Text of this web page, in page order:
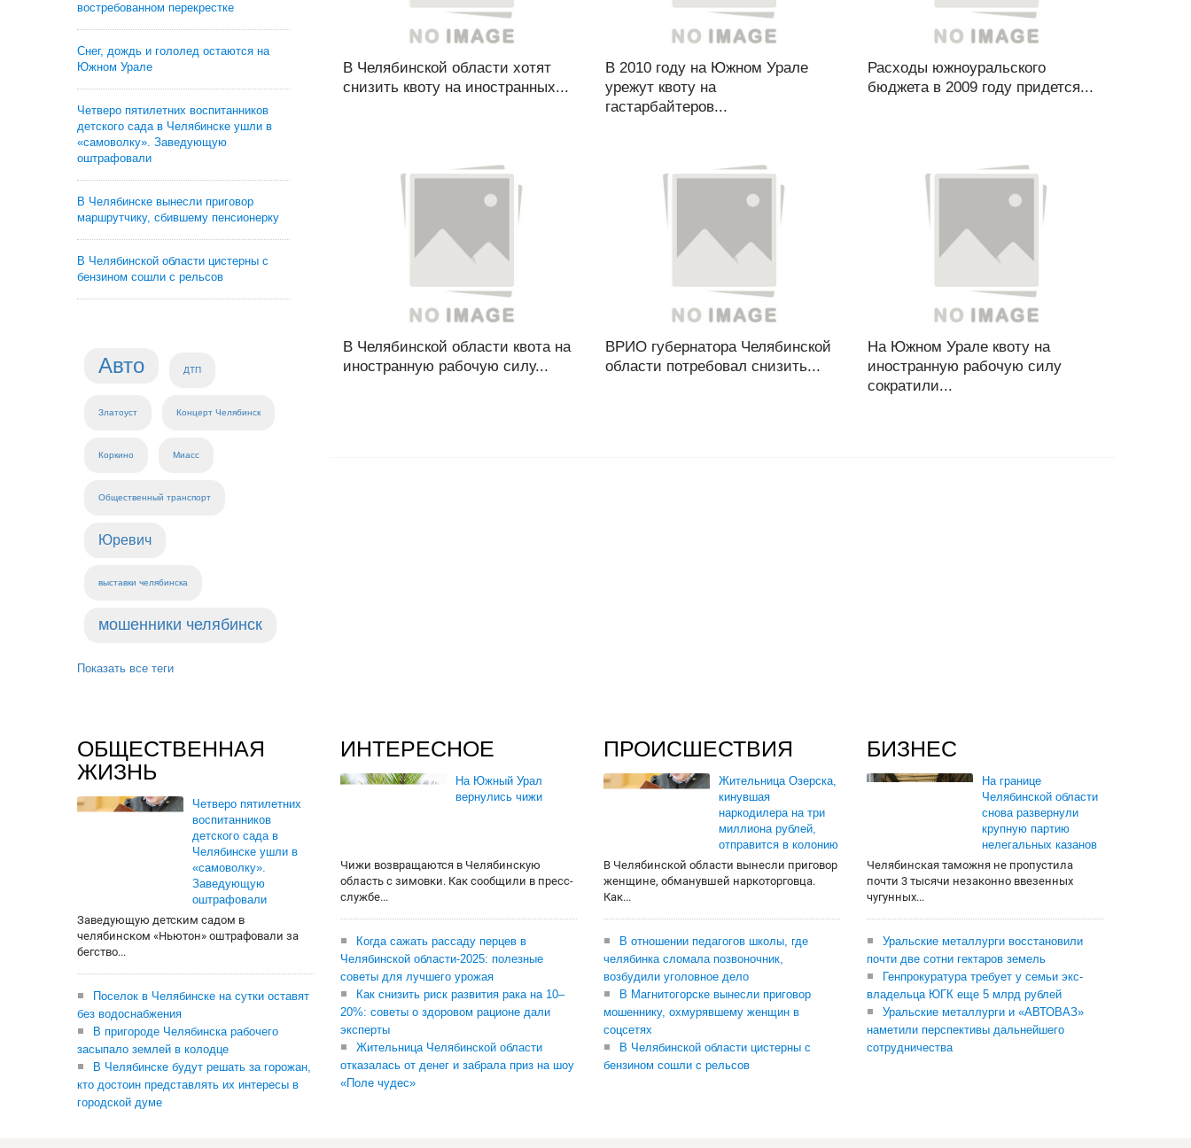
востребованном перекрестке
Снег, дождь и гололед остаются на
Южном Урале
Четверо пятилетних воспитанников
детского сада в Челябинске ушли в
«самоволку». Заведующую
оштрафовали
В Челябинске вынесли приговор
маршрутчику, сбившему пенсионерку
В Челябинской области цистерны с
бензином сошли с рельсов
Авто ДТП
Златоуст Концерт Челябинск
Коркино Миасс
Общественный транспорт
Юревич
выставки челябинска
мошенники челябинск
Показать все теги
В Челябинской области хотят
снизить квоту на иностранных...
В 2010 году на Южном Урале
урежут квоту на
гастарбайтеров...
Расходы южноуральского
бюджета в 2009 году придется...
В Челябинской области квота на
иностранную рабочую силу...
ВРИО губернатора Челябинской
области потребовал снизить...
На Южном Урале квоту на
иностранную рабочую силу
сократили...
ОБЩЕСТВЕННАЯ
ЖИЗНЬ
Четверо пятилетних
воспитанников
детского сада в
Челябинске ушли в
«самоволку».
Заведующую
оштрафовали
Заведующую детским садом в
челябинском «Ньютон» оштрафовали за
бегство...
Поселок в Челябинске на сутки оставят
без водоснабжения
В пригороде Челябинска рабочего
засыпало землей в колодце
В Челябинске будут решать за горожан,
кто достоин представлять их интересы в
городской думе
ИНТЕРЕСНОЕ
На Южный Урал
вернулись чижи
Чижи возвращаются в Челябинскую
область с зимовки. Как сообщили в пресс-
службе...
Когда сажать рассаду перцев в
Челябинской области-2025: полезные
советы для лучшего урожая
Как снизить риск развития рака на 10–
20%: советы о здоровом рационе дали
эксперты
Жительница Челябинской области
отказалась от денег и забрала приз на шоу
«Поле чудес»
ПРОИСШЕСТВИЯ
Жительница Озерска,
кинувшая
наркодилера на три
миллиона рублей,
отправится в колонию
В Челябинской области вынесли приговор
женщине, обманувшей наркоторговца.
Как...
В отношении педагогов школы, где
челябинка сломала позвоночник,
возбудили уголовное дело
В Магнитогорске вынесли приговор
мошеннику, охмурявшему женщин в
соцсетях
В Челябинской области цистерны с
бензином сошли с рельсов
БИЗНЕС
На границе
Челябинской области
снова развернули
крупную партию
нелегальных казанов
Челябинская таможня не пропустила
почти 3 тысячи незаконно ввезенных
чугунных...
Уральские металлурги восстановили
почти две сотни гектаров земель
Генпрокуратура требует у семьи экс-
владельца ЮГК еще 5 млрд рублей
Уральские металлурги и «АВТОВАЗ»
наметили перспективы дальнейшего
сотрудничества